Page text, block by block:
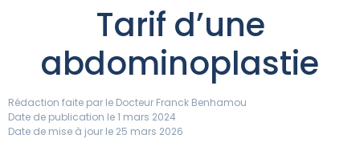
Tarif d’une
abdominoplastie
Rédaction faite par le Docteur Franck Benhamou
Date de publication le 1 mars 2024
Date de mise à jour le 25 mars 2026